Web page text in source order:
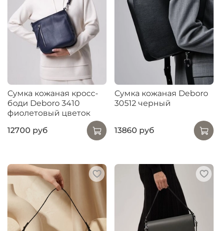
Сумка кожаная кросс-
боди Deboro 3410
фиолетовый цветок
12700 руб
Сумка кожаная Deboro
30512 черный
13860 руб